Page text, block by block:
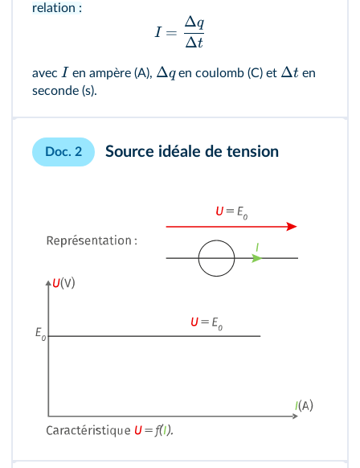
relation :
I =
Δt
Δq
avec I en ampère (A), Δqen coulomb (C) et Δt en
seconde (s).
Doc. 2 Source idéale de tension